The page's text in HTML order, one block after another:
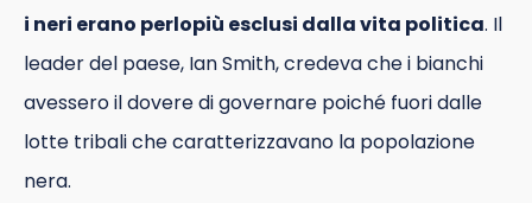
i neri erano perlopiù esclusi dalla vita politica. Il
leader del paese, Ian Smith, credeva che i bianchi
avessero il dovere di governare poiché fuori dalle
lotte tribali che caratterizzavano la popolazione
nera.